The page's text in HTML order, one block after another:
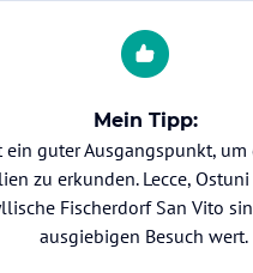
Mein Tipp:
ein guter Ausgangspunkt, um
zu erkunden. Lecce,
Fischerdorf San Vito
ausgiebigen Besuch wert.